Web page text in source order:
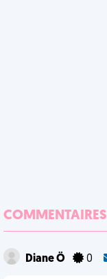
COMMENTAIRES
Diane Ö 0